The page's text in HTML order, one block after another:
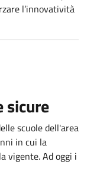
l’innovatività
sicure
scuole dell'area
in cui la
vigente. Ad oggi i